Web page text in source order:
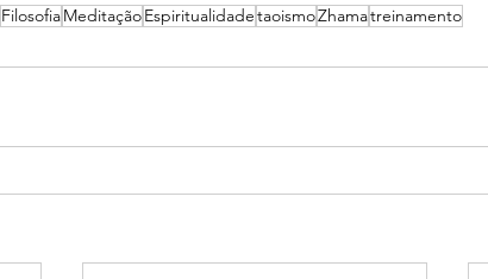
FilosofiaMeditaçãoEspiritualidadetaoismoZhamatreinamento